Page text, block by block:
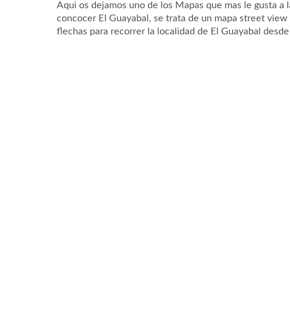
Aqui os dejamos uno de los Mapas que mas le gusta a
concocer El Guayabal, se trata de un mapa street
flechas para recorrer la localidad de El Guayabal